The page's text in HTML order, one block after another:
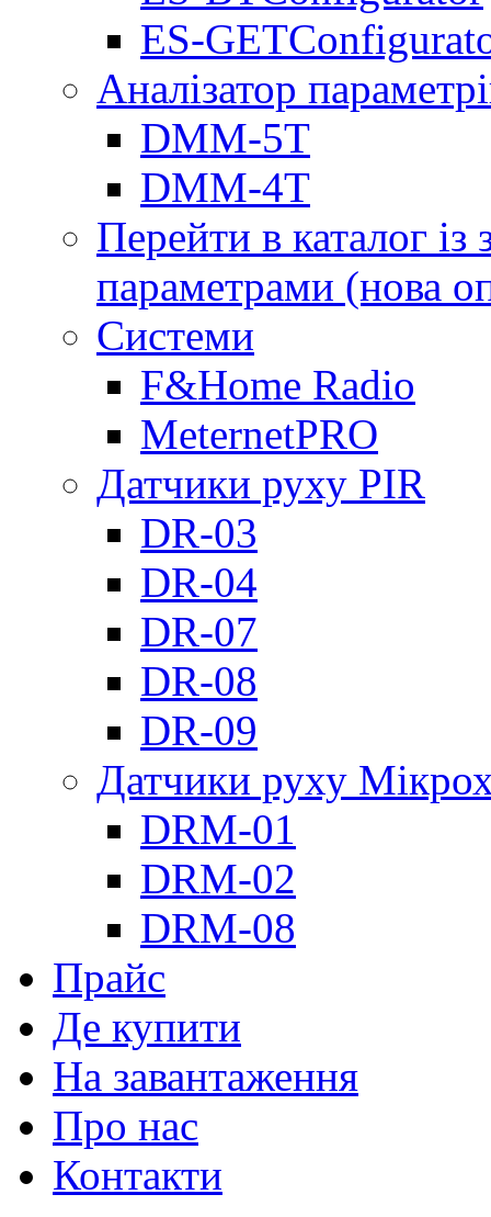
ES-
Аналізатор
DMM-5T
DMM-4T
Перейти в каталог
параметрами (нова
Системи
F&Home Radio
MeternetPRO
Датчики руху PIR
DR-03
DR-04
DR-07
DR-08
DR-09
Датчики руху
DRM-01
DRM-02
DRM-08
Прайс
Де купити
На завантаження
Про нас
Контакти